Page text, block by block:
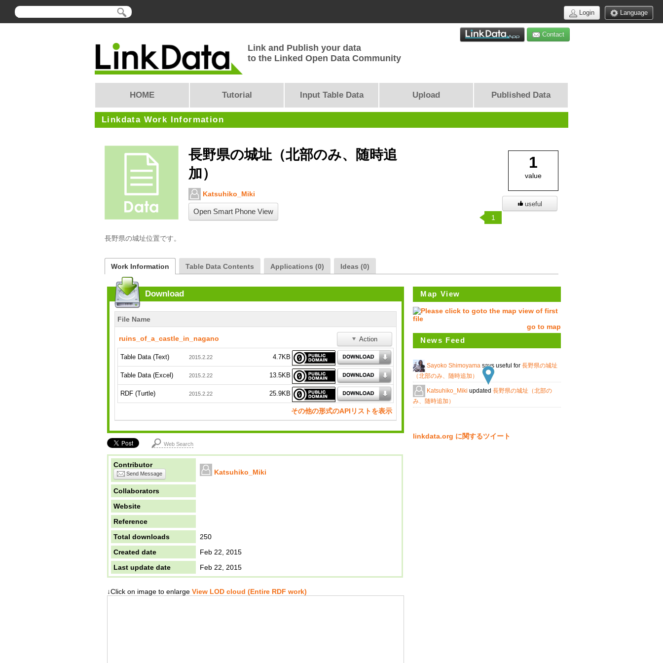
Language
Login
Contact
Link and Publish your data
to the Linked Open Data Community
HOME Tutorial Input Table Data Upload Published Data
Linkdata Work Information
長野県の城址（北部のみ、随時追
加）
Katsuhiko_Miki
Open Smart Phone View
長野県の城址位置です。
1
value
useful
1
Work Information Table Data Contents Applications (0) Ideas (0)
Download
File Name
ruins_of_a_castle_in_nagano Action
Table Data (Text) 2015.2.22 4.7KB
Table Data (Excel) 2015.2.22 13.5KB
RDF (Turtle) 2015.2.22 25.9KB
その他の形式のAPIリストを表示
Web Search
Contributor
Send Message Katsuhiko_Miki
Collaborators
Website
Reference
Total downloads
250
Created date
Feb 22, 2015
Last update date
Feb 22, 2015
↓Click on image to enlarge View LOD cloud (Entire RDF work)
Map View
go to map
News Feed
Sayoko Shimoyama says useful for 長野県の城址
（北部のみ、随時追加）
Katsuhiko_Miki updated 長野県の城址（北部の
み、随時追加）
linkdata.org に関するツイート